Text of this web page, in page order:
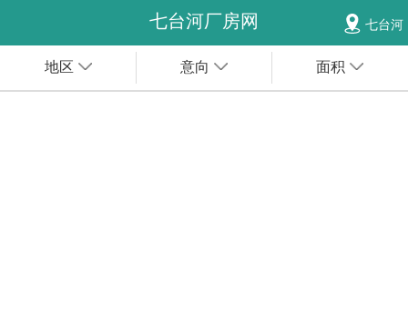
七台河厂房网 七台河
地区 意向 面积